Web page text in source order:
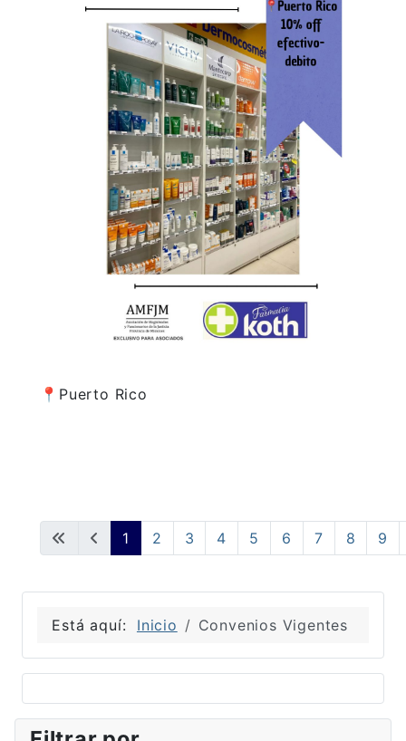
📍Puerto Rico
1 2 3 4 5 6 7 8 9
Está aquí: Inicio Convenios Vigentes